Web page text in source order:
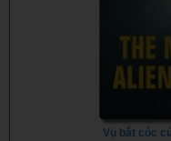
Vụ bắt cóc